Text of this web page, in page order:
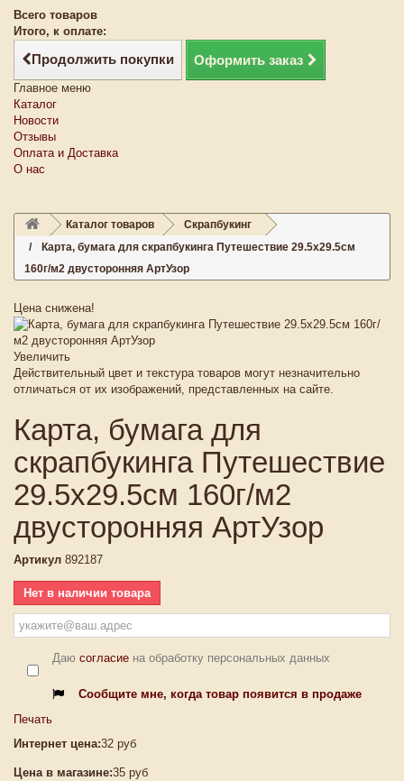
Всего товаров
Итого, к оплате:
Продолжить покупки Оформить заказ
Главное меню
Каталог
Новости
Отзывы
Оплата и Доставка
О нас
Каталог товаров
Скрапбукинг
Карта, бумага для скрапбукинга Путешествие 29.5х29.5см
160г/м2 двусторонняя АртУзор
Цена снижена!
Увеличить
Действительный цвет и текстура товаров могут незначительно
отличаться от их изображений, представленных на сайте.
Карта, бумага для
скрапбукинга Путешествие
29.5х29.5см 160г/м2
двусторонняя АртУзор
Артикул 892187
Нет в наличии товара
Даю согласие на обработку персональных данных
Сообщите мне, когда товар появится в продаже
Печать
Интернет цена:32 руб
Цена в магазине:35 руб